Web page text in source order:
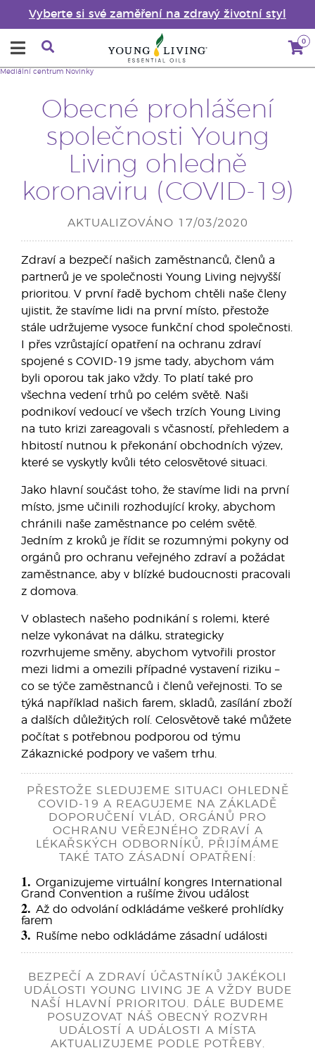
Vyberte si své zaměření na zdravý životní styl
0
Mediální centrum Novinky
Obecné prohlášení
společnosti Young
Living ohledně
koronaviru (COVID-19)
AKTUALIZOVÁNO 17/03/2020
Zdraví a bezpečí našich zaměstnanců, členů a
partnerů je ve společnosti Young Living nejvyšší
prioritou. V první řadě bychom chtěli naše členy
ujistit, že stavíme lidi na první místo, přestože
stále udržujeme vysoce funkční chod společnosti.
I přes vzrůstající opatření na ochranu zdraví
spojené s COVID-19 jsme tady, abychom vám
byli oporou tak jako vždy. To platí také pro
všechna vedení trhů po celém světě. Naši
podnikoví vedoucí ve všech trzích Young Living
na tuto krizi zareagovali s včasností, přehledem a
hbitostí nutnou k překonání obchodních výzev,
které se vyskytly kvůli této celosvětové situaci.
Jako hlavní součást toho, že stavíme lidi na první
místo, jsme učinili rozhodující kroky, abychom
chránili naše zaměstnance po celém světě.
Jedním z kroků je řídit se rozumnými pokyny od
orgánů pro ochranu veřejného zdraví a požádat
zaměstnance, aby v blízké budoucnosti pracovali
z domova.
V oblastech našeho podnikání s rolemi, které
nelze vykonávat na dálku, strategicky
rozvrhujeme směny, abychom vytvořili prostor
mezi lidmi a omezili případné vystavení riziku –
co se týče zaměstnanců i členů veřejnosti. To se
týká například našich farem, skladů, zasílání zboží
a dalších důležitých rolí. Celosvětově také můžete
počítat s potřebnou podporou od týmu
Zákaznické podpory ve vašem trhu.
PŘESTOŽE SLEDUJEME SITUACI OHLEDNĚ
COVID-19 A REAGUJEME NA ZÁKLADĚ
DOPORUČENÍ VLÁD, ORGÁNŮ PRO
OCHRANU VEŘEJNÉHO ZDRAVÍ A
LÉKAŘSKÝCH ODBORNÍKŮ, PŘIJÍMÁME
TAKÉ TATO ZÁSADNÍ OPATŘENÍ:
1. Organizujeme virtuální kongres International
Grand Convention a rušíme živou událost
2. Až do odvolání odkládáme veškeré prohlídky
farem
3. Rušíme nebo odkládáme zásadní události
BEZPEČÍ A ZDRAVÍ ÚČASTNÍKŮ JAKÉKOLI
UDÁLOSTI YOUNG LIVING JE A VŽDY BUDE
NAŠÍ HLAVNÍ PRIORITOU. DÁLE BUDEME
POSUZOVAT NÁŠ OBECNÝ ROZVRH
UDÁLOSTÍ A UDÁLOSTI A MÍSTA
AKTUALIZUJEME PODLE POTŘEBY.